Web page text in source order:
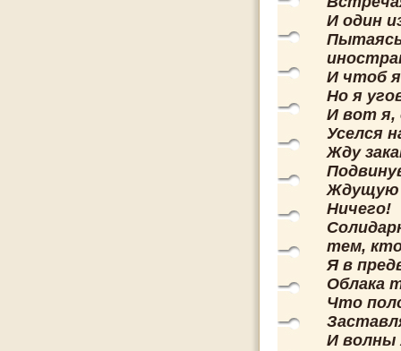
И один
И чтоб я
Но я
И вот я,
Уселся
Жду
Ждущую
Ничего!
тем,
Я в
Облака
Что
И волны